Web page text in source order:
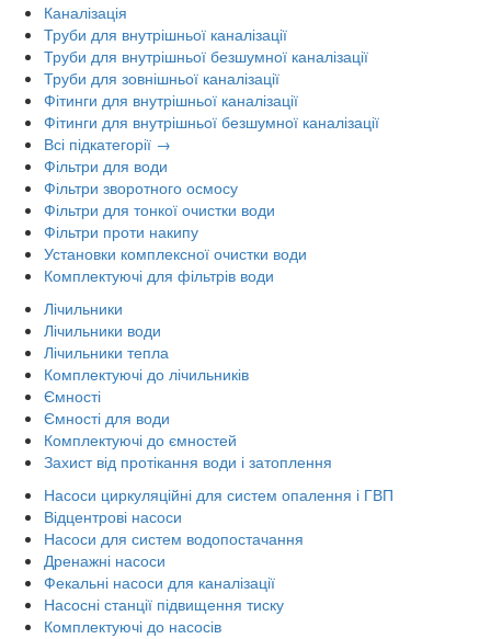
Каналізація
Труби для внутрішньої каналізації
Труби для внутрішньої безшумної каналізації
Труби для зовнішньої каналізації
Фітинги для внутрішньої каналізації
Фітинги для внутрішньої безшумної каналізації
Всі підкатегорії →
Фільтри для води
Фільтри зворотного осмосу
Фільтри для тонкої очистки води
Фільтри проти накипу
Установки комплексної очистки води
Комплектуючі для фільтрів води
Лічильники
Лічильники води
Лічильники тепла
Комплектуючі до лічильників
Ємності
Ємності для води
Комплектуючі до ємностей
Захист від протікання води і затоплення
Насоси циркуляційні для систем опалення і ГВП
Відцентрові насоси
Насоси для систем водопостачання
Дренажні насоси
Фекальні насоси для каналізації
Насосні станції підвищення тиску
Комплектуючі до насосів